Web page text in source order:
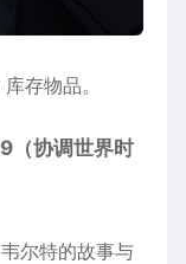
存物品。
（协调世界时
尔特的故事与